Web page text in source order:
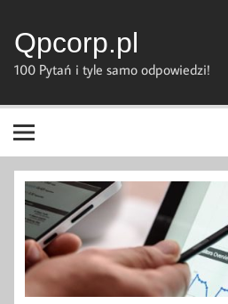
content
Qpcorp.pl
100 Pytań i tyle samo odpowiedzi!